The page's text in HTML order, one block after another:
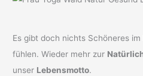
Es gibt doch nichts Schöneres im
fühlen. Wieder mehr zur
unser Lebensmotto.